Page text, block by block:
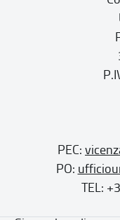
PEC:
PO:
TEL: